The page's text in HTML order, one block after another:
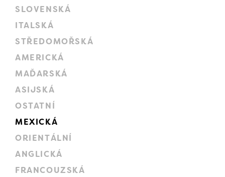
SLOVENSKÁ
ITALSKÁ
STŘEDOMOŘSKÁ
AMERICKÁ
MAĎARSKÁ
ASIJSKÁ
OSTATNÍ
MEXICKÁ
ORIENTÁLNÍ
ANGLICKÁ
FRANCOUZSKÁ